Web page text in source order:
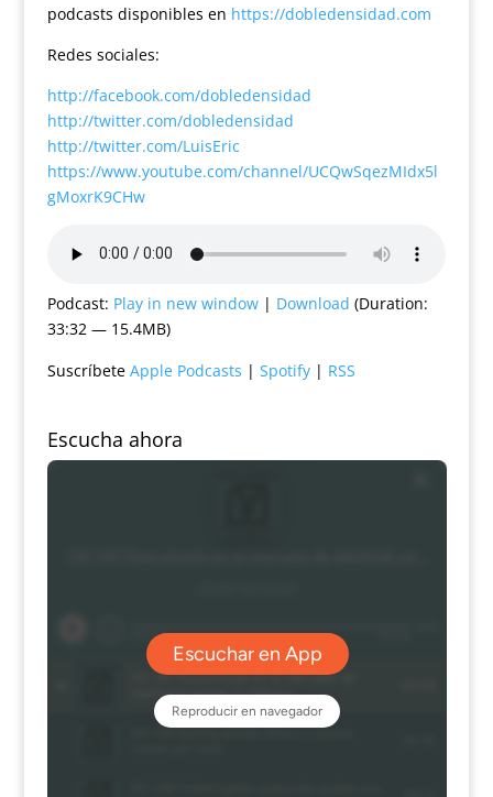
podcasts disponibles en https://dobledensidad.com
Redes sociales:
http://facebook.com/dobledensidad
http://twitter.com/dobledensidad
http://twitter.com/LuisEric
https://www.youtube.com/channel/UCQwSqezMIdx5l
gMoxrK9CHw
Podcast: Play in new window| Download (Duration:
33:32 — 15.4MB)
Suscríbete Apple Podcasts | Spotify| RSS
Escucha ahora